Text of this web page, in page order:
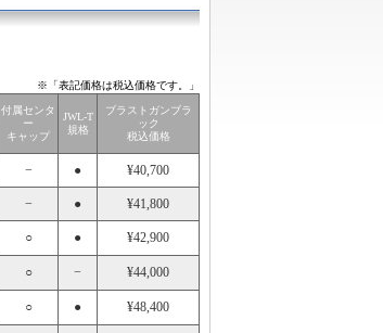
※「表記価格は税込価格です。」
付属センタ
ー
キャップ
JWL-T
規格
ブラストガンブラ
ック
税込価格
− ● ¥40,700
− ● ¥41,800
○ ● ¥42,900
○ − ¥44,000
○ ● ¥48,400